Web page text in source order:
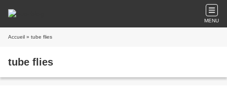
MENU
Accueil » tube flies
tube flies